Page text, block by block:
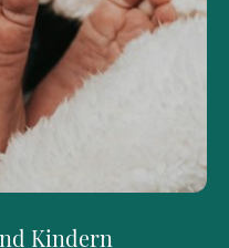
Kindern